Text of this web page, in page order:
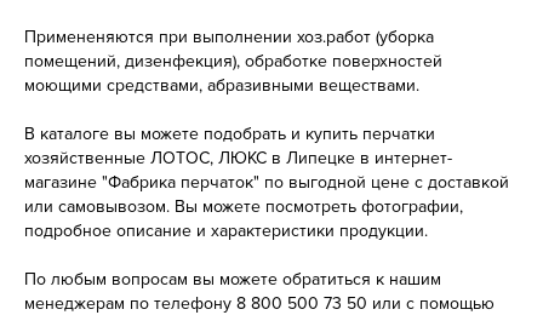
Примененяются при выполнении хоз.работ (уборка
помещений, дизенфекция), обработке поверхностей
моющими средствами, абразивными веществами.
В каталоге вы можете подобрать и купить перчатки
хозяйственные ЛОТОС, ЛЮКС в Липецке в интернет-
магазине "Фабрика перчаток" по выгодной цене с доставкой
или самовывозом. Вы можете посмотреть фотографии,
подробное описание и характеристики продукции.
По любым вопросам вы можете обратиться к нашим
менеджерам по телефону 8 800 500 73 50 или с помощью